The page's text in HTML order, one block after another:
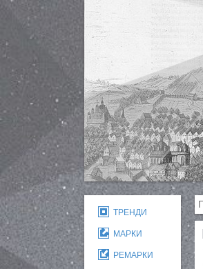
ТРЕНДИ
МАРКИ
РЕМАРКИ